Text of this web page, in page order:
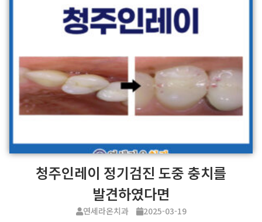
청주인레이 정기검진 도중 충치를
발견하였다면
연세라온치과 2025-03-19